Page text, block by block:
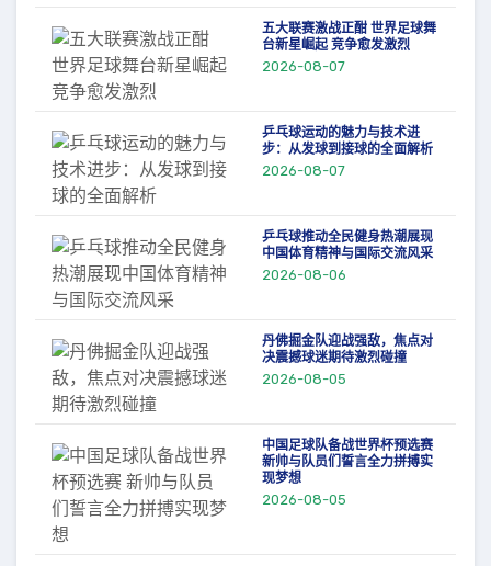
五大联赛激战正酣 世界足球舞
台新星崛起 竞争愈发激烈
2026-08-07
乒乓球运动的魅力与技术进
步：从发球到接球的全面解析
2026-08-07
乒乓球推动全民健身热潮展现
中国体育精神与国际交流风采
2026-08-06
丹佛掘金队迎战强敌，焦点对
决震撼球迷期待激烈碰撞
2026-08-05
中国足球队备战世界杯预选赛
新帅与队员们誓言全力拼搏实
现梦想
2026-08-05